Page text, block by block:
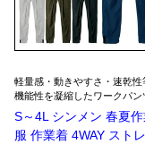
軽量感・動きやすさ・速乾性
機能性を凝縮したワークパン
S～4L シンメン 春夏
服 作業着 4WAY スト